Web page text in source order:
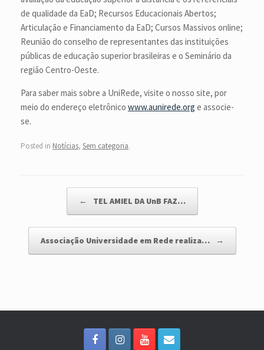
de qualidade da EaD; Recursos Educacionais Abertos;
Articulação e Financiamento da EaD; Cursos Massivos online;
Reunião do conselho de representantes das instituições
públicas de educação superior brasileiras e o Seminário da
região Centro-Oeste.
Para saber mais sobre a UniRede, visite o nosso site, por
meio do endereço eletrônico www.aunirede.org e associe-
se.
Posted in Notícias, Sem categoria.
← TEL AMIEL DA UnB FAZ…
Associação Universidade em Rede realiza… →